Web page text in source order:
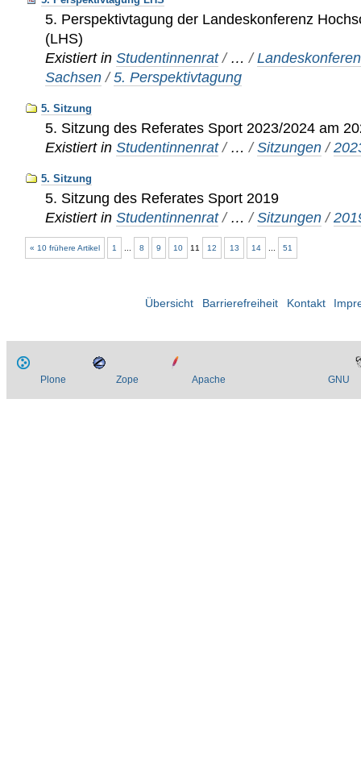
5. Perspektivtagung der Landeskonferenz
(LHS)
Existiert in Studentinnenrat / …/
Sachsen /5. Perspektivtagung
5. Sitzung
5. Sitzung des Referates Sport 2023/2024 am
Existiert in Studentinnenrat / …/Sitzungen /
5. Sitzung
5. Sitzung des Referates Sport 2019
Existiert in Studentinnenrat / …/Sitzungen /
« 10 frühere Artikel 1 8 9 10 11 12 13 14 51
Übersicht Barrierefreiheit Kontakt
Plone Zope Apache GNU